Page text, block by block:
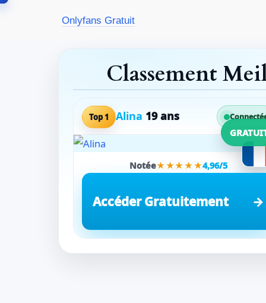
Onlyfans Gratuit
Classement
Top 1 Alina 19 ans
Notée★★★★★4,96/5
Accéder Gratuitement